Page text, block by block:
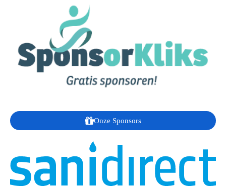
Onze Sponsors